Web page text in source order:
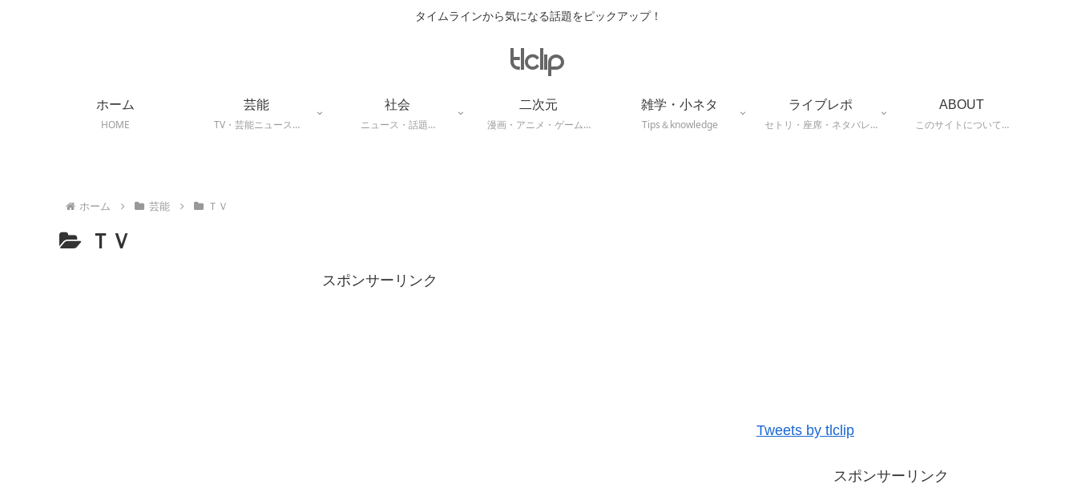
タイムラインから気になる話題をピックアップ！
ホーム
HOME
芸能
TV・芸能ニュース…
社会
ニュース・話題…
二次元
漫画・アニメ・ゲーム…
雑学・小ネタ
Tips＆knowledge
ライブレポ
セトリ・座席・ネタバレ…
ABOUT
このサイトについて…
ホーム 芸能 ＴＶ
ＴＶ
スポンサーリンク
Tweets by tlclip
スポンサーリンク